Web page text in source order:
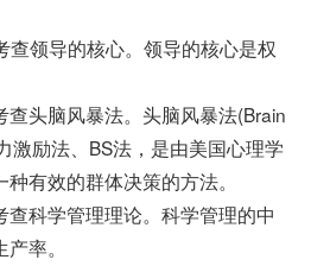
查领导的核心。领导的核心是权
查头脑风暴法。头脑风暴法(Brain
激励法、BS法，是由美国心理学
有效的群体决策的方法。
查科学管理理论。科学管理的中
率。